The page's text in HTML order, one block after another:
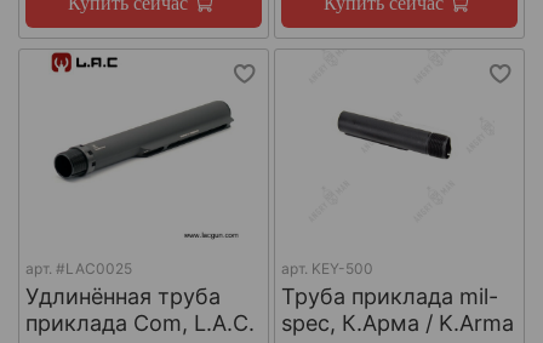
арт. #LAC0025
Удлинённая труба
приклада Com, L.A.C.
арт. KEY-500
Труба приклада mil-
spec, К.Арма / K.Arma